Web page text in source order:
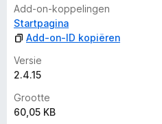
Add-on-koppelingen
Startpagina
Add-on-ID kopiëren
Versie
2.4.15
Grootte
60,05 KB